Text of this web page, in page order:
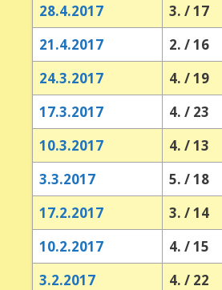
28.4.2017
3. / 17
21.4.2017
2. / 16
24.3.2017
4. / 19
17.3.2017
4. / 23
10.3.2017
4. / 13
3.3.2017
5. / 18
17.2.2017
3. / 14
10.2.2017
4. / 15
3.2.2017
4. / 22